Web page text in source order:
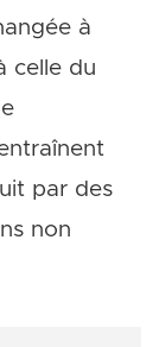
à
celle du
par des
non